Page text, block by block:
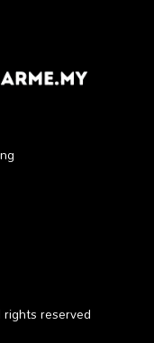
rights reserved